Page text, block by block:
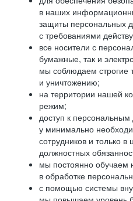
в наших
защиты персональных
с требованиями
все носители с
бумажные, так и
мы соблюдаем строгие
и уничтожению;
на территории нашей
режим;
доступ к
у минимально
сотрудников и только
должностных
мы постоянно обучаем
в обработке
с помощью системы